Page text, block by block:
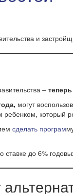
и
–
могут
который
сделать програм
до 6%